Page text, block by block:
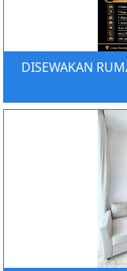
DISEWAKAN